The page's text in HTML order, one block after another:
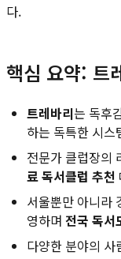
다.
핵심 요약: 트
트레바리는 독후
하는 독특한 시스
전문가 클럽장의
료 독서클럽 추천
서울뿐만 아니라
영하며 전국 독서
다양한 분야의 사